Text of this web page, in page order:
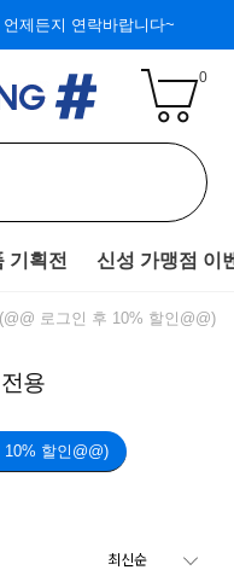
제든지 연락바랍니다~
0
기획전 신성 가맹점 이
로그인 후 10% 할인@@)
용
할인@@)